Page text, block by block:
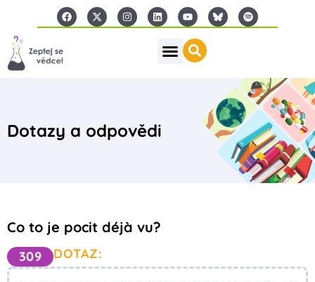
Dotazy a odpovědi
Co to je pocit déjà vu?
309 DOTAZ: